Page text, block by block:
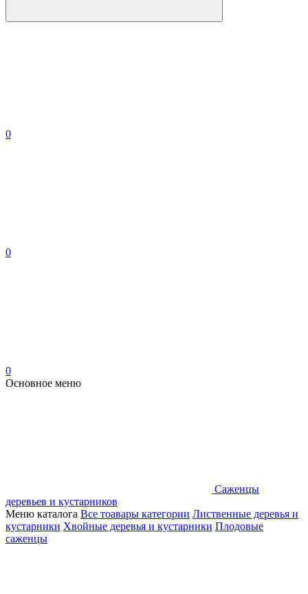
0
0
0
Основное меню
Саженцы
деревьев и кустарников
Меню каталога Все тоавары категории Лиственные деревья и
кустарники Хвойные деревья и кустарники Плодовые
саженцы